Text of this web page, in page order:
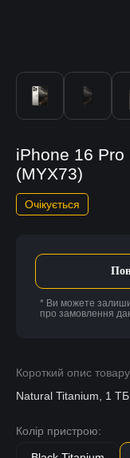
iPhone 16
(MYX73)
Очікується
Короткий опис
Natural Titanium, 1 ТБ
Колір пристрою:
* Ви можете
про замовлення